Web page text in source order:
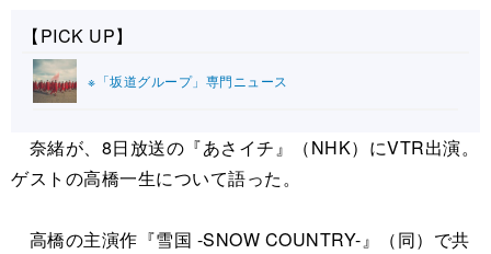
【PICK UP】
※「坂道グループ」専門ニュース
奈緒が、8日放送の『あさイチ』（NHK）にVTR出演。
ゲストの高橋一生について語った。
高橋の主演作『雪国 -SNOW COUNTRY-』（同）で共